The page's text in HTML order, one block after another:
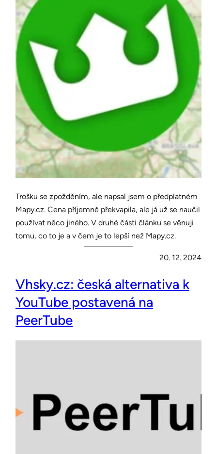
Trošku se zpožděním, ale napsal jsem o předplatném
Mapy.cz. Cena příjemně překvapila, ale já už se naučil
používat něco jiného. V druhé části článku se věnuji
tomu, co to je a v čem je to lepší než Mapy.cz.
20. 12. 2024
Vhsky.cz: česká alternativa k
YouTube postavená na
PeerTube